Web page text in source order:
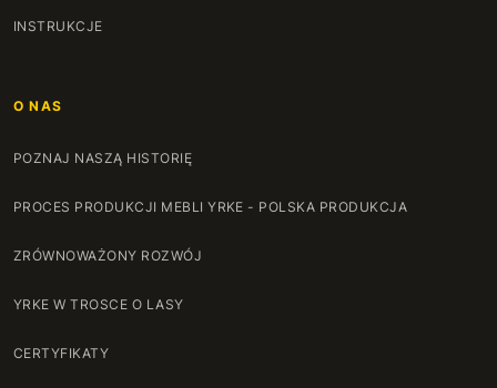
INSTRUKCJE
O NAS
POZNAJ NASZĄ HISTORIĘ
PROCES PRODUKCJI MEBLI YRKE - POLSKA PRODUKCJA
ZRÓWNOWAŻONY ROZWÓJ
YRKE W TROSCE O LASY
CERTYFIKATY